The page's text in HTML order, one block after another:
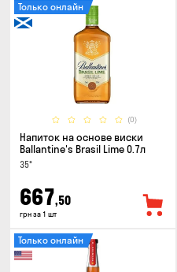
(0)
Только онлайн
Напиток на основе виски
Ballantine's Brasil Lime 0.7л
35°
667,50
грн за 1 шт
Только онлайн